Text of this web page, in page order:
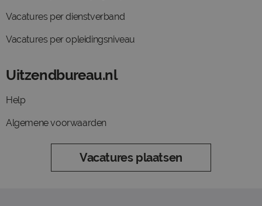
Vacatures per dienstverband
Vacatures per opleidingsniveau
Uitzendbureau.nl
Help
Algemene voorwaarden
Vacatures plaatsen